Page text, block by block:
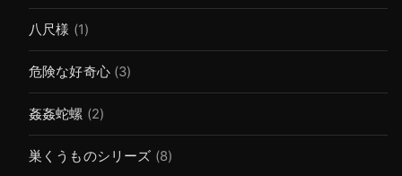
八尺様 (1)
危険な好奇心(3)
姦姦蛇螺 (2)
巣くうものシリーズ (8)